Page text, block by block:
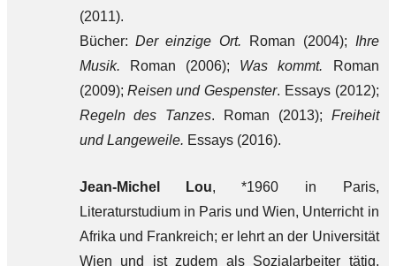
(2011).
Bücher: Der einzige Ort. Roman (2004); Ihre
Musik. Roman (2006); Was kommt. Roman
(2009); Reisen und Gespenster. Essays (2012);
Regeln des Tanzes. Roman (2013); Freiheit
und Langeweile. Essays (2016).
Jean-Michel Lou, *1960 in Paris,
Literaturstudium in Paris und Wien, Unterricht in
Afrika und Frankreich; er lehrt an der Universität
Wien und ist zudem als Sozialarbeiter tätig.